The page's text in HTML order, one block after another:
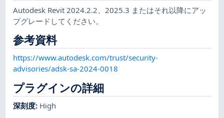
Autodesk Revit 2024.2.2、2025.3 またはそれ以降にアッ
プグレードしてください。
参考資料
https://www.autodesk.com/trust/security-
advisories/adsk-sa-2024-0018
プラグインの詳細
深刻度: High